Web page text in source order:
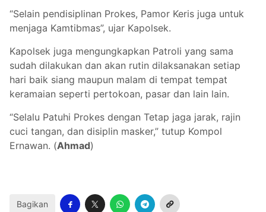
“Selain pendisiplinan Prokes, Pamor Keris juga untuk
menjaga Kamtibmas”, ujar Kapolsek.
Kapolsek juga mengungkapkan Patroli yang sama
sudah dilakukan dan akan rutin dilaksanakan setiap
hari baik siang maupun malam di tempat tempat
keramaian seperti pertokoan, pasar dan lain lain.
“Selalu Patuhi Prokes dengan Tetap jaga jarak, rajin
cuci tangan, dan disiplin masker,” tutup Kompol
Ernawan. (Ahmad)
Bagikan